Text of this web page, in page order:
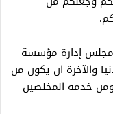
إدارة مؤسسة
والآخرة ان يكون من
خدمة المخلصين